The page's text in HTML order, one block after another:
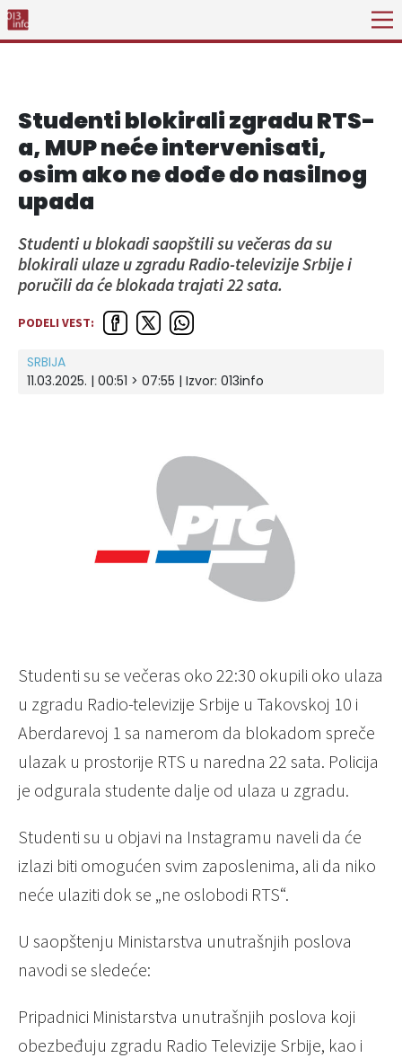
Studenti blokirali zgradu RTS-
a, MUP neće intervenisati,
osim ako ne dođe do nasilnog
upada
Studenti u blokadi saopštili su večeras da su
blokirali ulaze u zgradu Radio-televizije Srbije i
poručili da će blokada trajati 22 sata.
PODELI VEST:
SRBIJA
11.03.2025. | 00:51 > 07:55 | Izvor: 013info
Studenti su se večeras oko 22:30 okupili oko ulaza
u zgradu Radio-televizije Srbije u Takovskoj 10 i
Aberdarevoj 1 sa namerom da blokadom spreče
ulazak u prostorije RTS u naredna 22 sata. Policija
je odgurala studente dalje od ulaza u zgradu.
Studenti su u objavi na Instagramu naveli da će
izlazi biti omogućen svim zaposlenima, ali da niko
neće ulaziti dok se „ne oslobodi RTS“.
U saopštenju Ministarstva unutrašnjih poslova
navodi se sledeće:
Pripadnici Ministarstva unutrašnjih poslova koji
obezbeđuju zgradu Radio Televizije Srbije, kao i